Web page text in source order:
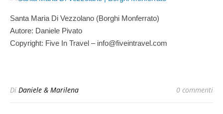
Santa Maria Di Vezzolano (Borghi Monferrato)
Autore: Daniele Pivato
Copyright: Five In Travel – info@fiveintravel.com
Di Daniele & Marilena 0 commenti